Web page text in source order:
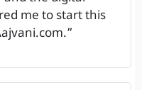
me to start this